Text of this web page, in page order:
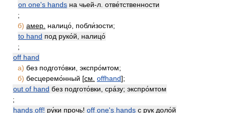
on one's hands на чьей-л. отве́тственности
;
б) амер. налицо́, побли́зости;
to hand под руко́й, налицо́
;
off hand
а) без подгото́вки, экспро́мтом;
б) бесцеремо́нный [см. offhand];
out of hand без подгото́вки, сра́зу; экспро́мтом
;
hands off! ру́ки прочь! off one's hands с рук доло́й